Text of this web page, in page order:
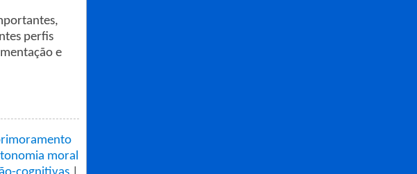
perfis
e
moral